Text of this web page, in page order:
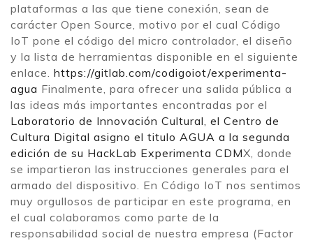
plataformas a las que tiene conexión, sean de
carácter Open Source, motivo por el cual Código
IoT pone el código del micro controlador, el diseño
y la lista de herramientas disponible en el siguiente
enlace. https://gitlab.com/codigoiot/experimenta-
agua Finalmente, para ofrecer una salida pública a
las ideas más importantes encontradas por el
Laboratorio de Innovación Cultural, el Centro de
Cultura Digital asigno el titulo AGUA a la segunda
edición de su HackLab Experimenta CDMX, donde
se impartieron las instrucciones generales para el
armado del dispositivo. En Código IoT nos sentimos
muy orgullosos de participar en este programa, en
el cual colaboramos como parte de la
responsabilidad social de nuestra empresa (Factor